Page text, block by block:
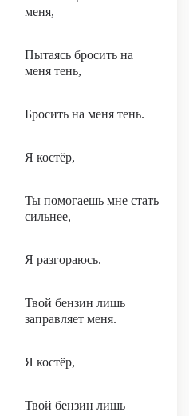
меня,
Пытаясь бросить на
меня тень,
Бросить на меня тень.
Я костёр,
Ты помогаешь мне стать
сильнее,
Я разгораюсь.
Твой бензин лишь
заправляет меня.
Я костёр,
Твой бензин лишь